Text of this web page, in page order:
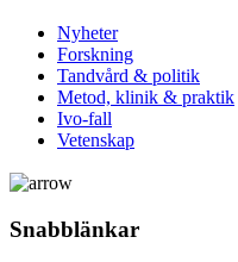
Nyheter
Forskning
Tandvård & politik
Metod, klinik & praktik
Ivo-fall
Vetenskap
Snabblänkar